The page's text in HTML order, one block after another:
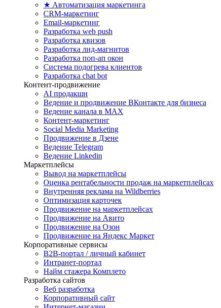
★ Автоматизация маркетинга
CRM-маркетинг
Email-маркетинг
Разработка web push
Разработка квизов
Разработка лид-магнитов
Разработка поп-ап окон
Система подогрева клиентов
Разработка chat bot
Контент-продвижение
AI продакшн
Ведение и продвижение ВКонтакте для бизнеса
Ведение канала в MAX
Контент-маркетинг
Social Media Marketing
Продвижение в Дзене
Ведение Telegram
Ведение Linkedin
Маркетплейсы
Вывод на маркетплейсы
Оценка рентабельности продаж на маркетплейсах
Внутренняя реклама на Wildberries
Оптимизация карточек
Продвижение на маркетплейсах
Продвижение на Авито
Продвижение на Озон
Продвижение на Яндекс Маркет
Корпоративные сервисы
B2B-портал / личный кабинет
Интранет-портал
Найм стажера Комплето
Разработка сайтов
Веб разработка
Корпоративный сайт